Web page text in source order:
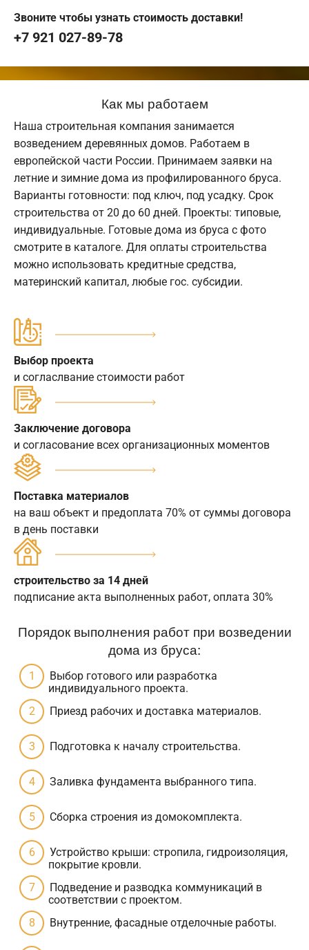
Звоните чтобы узнать стоимость доставки!
+7 921 027-89-78
Как мы работаем
Наша строительная компания занимается
возведением деревянных домов. Работаем в
европейской части России. Принимаем заявки на
летние и зимние дома из профилированного бруса.
Варианты готовности: под ключ, под усадку. Срок
строительства от 20 до 60 дней. Проекты: типовые,
индивидуальные. Готовые дома из бруса с фото
смотрите в каталоге. Для оплаты строительства
можно использовать кредитные средства,
материнский капитал, любые гос. субсидии.
Выбор проекта
и согласлвание стоимости работ
Заключение договора
и согласование всех организационных моментов
Поставка материалов
на ваш объект и предоплата 70% от суммы договора
в день поставки
строительство за 14 дней
подписание акта выполненных работ, оплата 30%
Порядок выполнения работ при возведении
дома из бруса:
Выбор готового или разработка
индивидуального проекта.
Приезд рабочих и доставка материалов.
Подготовка к началу строительства.
Заливка фундамента выбранного типа.
Сборка строения из домокомплекта.
Устройство крыши: стропила, гидроизоляция,
покрытие кровли.
Подведение и разводка коммуникаций в
соответствии с проектом.
Внутренние, фасадные отделочные работы.